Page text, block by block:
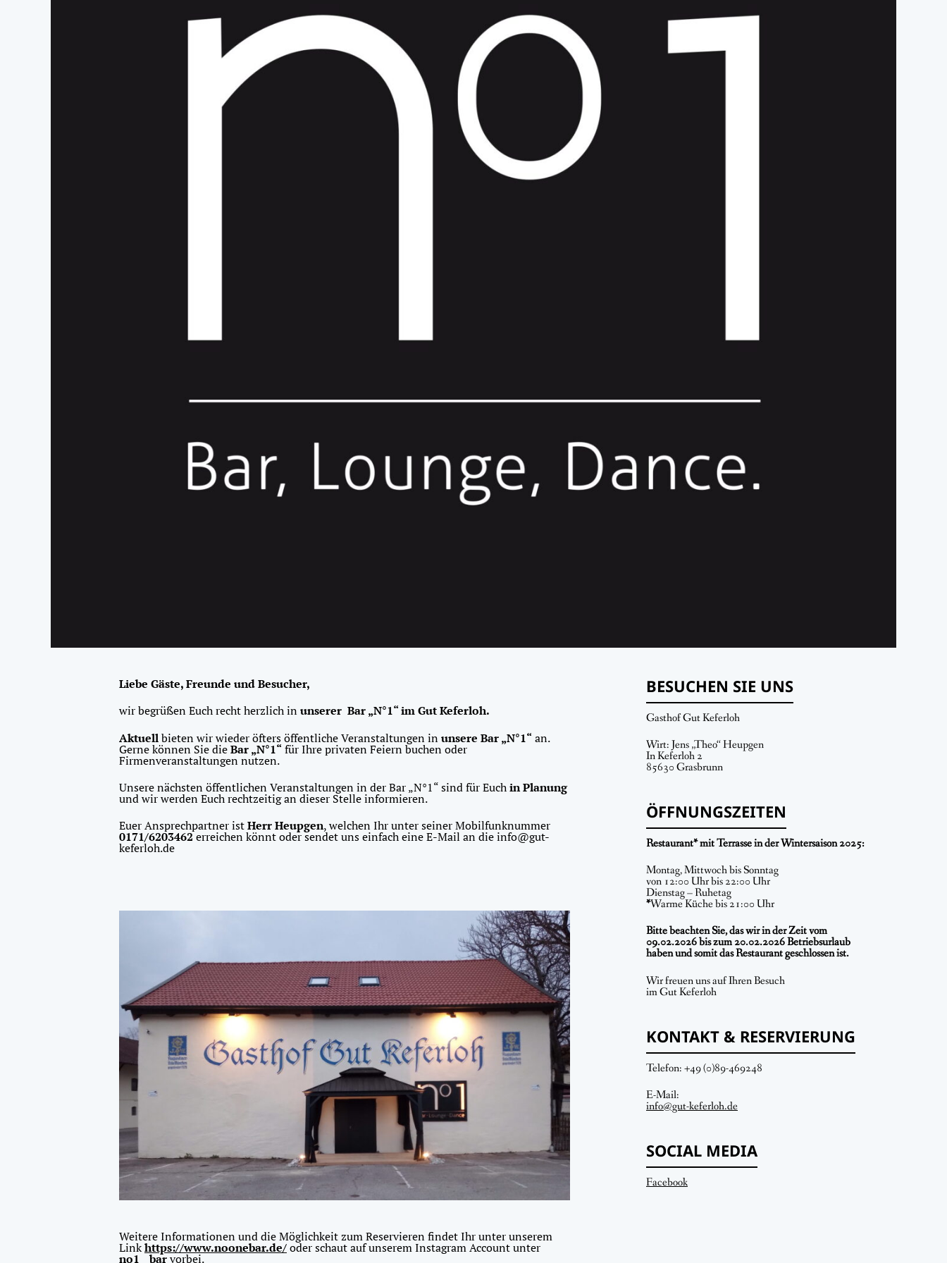
Liebe Gäste, Freunde und Besucher,
wir begrüßen Euch recht herzlich inunserer Bar „N°1“ im Gut Keferloh.
Aktuellbieten wir wieder öfters öffentliche Veranstaltungen inunsere Bar „N°1“ an.
Gerne können Sie dieBar „N°1“ für Ihre privaten Feiern buchen oder
Firmenveranstaltungen nutzen.
Unsere nächsten öffentlichen Veranstaltungen in der Bar „N°1“ sind für Euchin Planung
und wir werden Euch rechtzeitig an dieser Stelle informieren.
Euer Ansprechpartner istHerr Heupgen, welchen Ihr unter seiner Mobilfunknummer
0171/6203462erreichen könnt oder sendet uns einfach eine E-Mail an die info@gut-
keferloh.de
Weitere Informationen und die Möglichkeit zum Reservieren findet Ihr unter unserem
Linkhttps://www.noonebar.de/oder schaut auf unserem Instagram Account unter
no1__barvorbei.
BESUCHEN SIE UNS
Gasthof Gut Keferloh
Wirt: Jens „Theo“ Heupgen
In Keferloh 2
85630 Grasbrunn
ÖFFNUNGSZEITEN
Restaurant* mit Terrasse in der Wintersaison 2025:
Montag, Mittwoch bis Sonntag
von 12:00 Uhr bis 22:00 Uhr
Dienstag – Ruhetag
*Warme Küche bis 21:00 Uhr
Bitte beachten Sie, das wir in der Zeit vom
09.02.2026 bis zum 20.02.2026 Betriebsurlaub
haben und somit das Restaurant geschlossen ist.
Wir freuen uns auf Ihren Besuch
im Gut Keferloh
KONTAKT & RESERVIERUNG
Telefon: +49 (0)89-469248
E-Mail:
info@gut-keferloh.de
SOCIAL MEDIA
Facebook